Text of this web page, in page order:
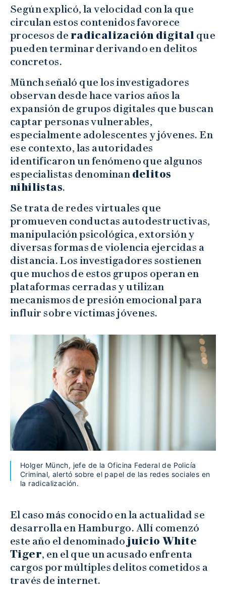
Según explicó, la velocidad con la que
circulan estos contenidos favorece
procesos de radicalización digital que
pueden terminar derivando en delitos
concretos.
Münch señaló que los investigadores
observan desde hace varios años la
expansión de grupos digitales que buscan
captar personas vulnerables,
especialmente adolescentes y jóvenes. En
ese contexto, las autoridades
identificaron un fenómeno que algunos
especialistas denominan delitos
nihilistas.
Se trata de redes virtuales que
promueven conductas autodestructivas,
manipulación psicológica, extorsión y
diversas formas de violencia ejercidas a
distancia. Los investigadores sostienen
que muchos de estos grupos operan en
plataformas cerradas y utilizan
mecanismos de presión emocional para
influir sobre víctimas jóvenes.
Holger Münch, jefe de la Oficina Federal de Policía
Criminal, alertó sobre el papel de las redes sociales en
la radicalización.
El caso más conocido en la actualidad se
desarrolla en Hamburgo. Allí comenzó
este año el denominadojuicio White
Tiger, en el que un acusado enfrenta
cargos por múltiples delitos cometidos a
través de internet.